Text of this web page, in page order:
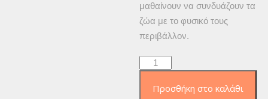
μαθαίνουν να συνδυάζουν τα
ζώα με το φυσικό τους
περιβάλλον.
Remoundo
ζώαΠροσθήκη στο καλάθι